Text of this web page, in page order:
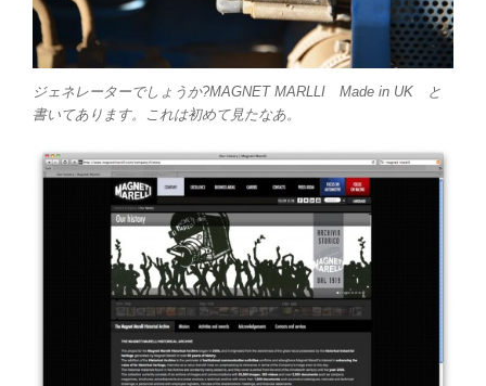
ジェネレーターでしょうか?MAGNET MARLLI Made in UK と
書いてあります。これは初めて見たなあ。